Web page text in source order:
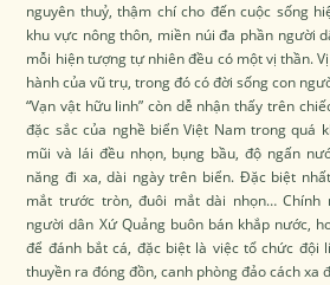
nguyên thuỷ, thậm chí cho đến cuộc sống
khu vực nông thôn, miền núi đa phần người
mỗi hiện tượng tự nhiên đều có một vị thần.
hành của vũ trụ, trong đó có đời sống con
“Vạn vật hữu linh” còn dễ nhận thấy trên
đặc sắc của nghề biển Việt Nam trong quá
mũi và lái đều nhọn, bụng bầu, độ ngấn
năng đi xa, dài ngày trên biển. Đặc biệt
mắt trước tròn, đuôi mắt dài nhọn… Chính
người dân Xứ Quảng buôn bán khắp nước,
để đánh bắt cá, đặc biệt là việc tổ chức đội
thuyền ra đóng đồn, canh phòng đảo cách xa